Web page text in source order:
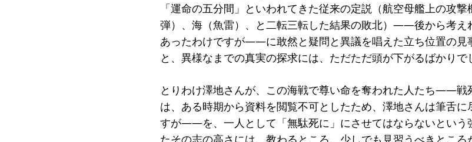
「運命の五分間」といわれてきた従来の定説（航空母艦上の攻
弾）、海（魚雷）、と二転三転した結果の敗北）――後から考え
あったわけですが――に敢然と疑問と異議を唱えた立ち位置の見
と、異様なまでの真実の探求には、ただただ頭が下がるばかりで
とりわけ澤地さんが、この海戦で尊い命を奪われた人たち――戦
は、ある時期から資料を閲覧不可としたため、澤地さんは筆舌
すが――を、一人として「無駄死に」にさせてはならないという
たその志の高さには、教わるところ、少しでも見習うべきとこ